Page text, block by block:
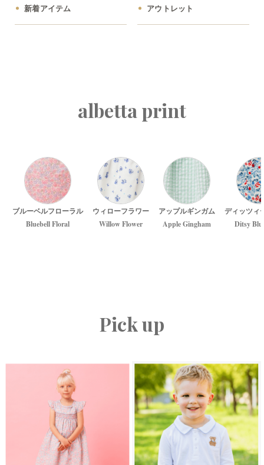
新着アイテム アウトレット
albetta print
ブルーベルフローラル
Bluebell Floral
ウィローフラワー
Willow Flower
アップルギンガム
Apple Gingham
ディッツィ
Ditsy
Pick up